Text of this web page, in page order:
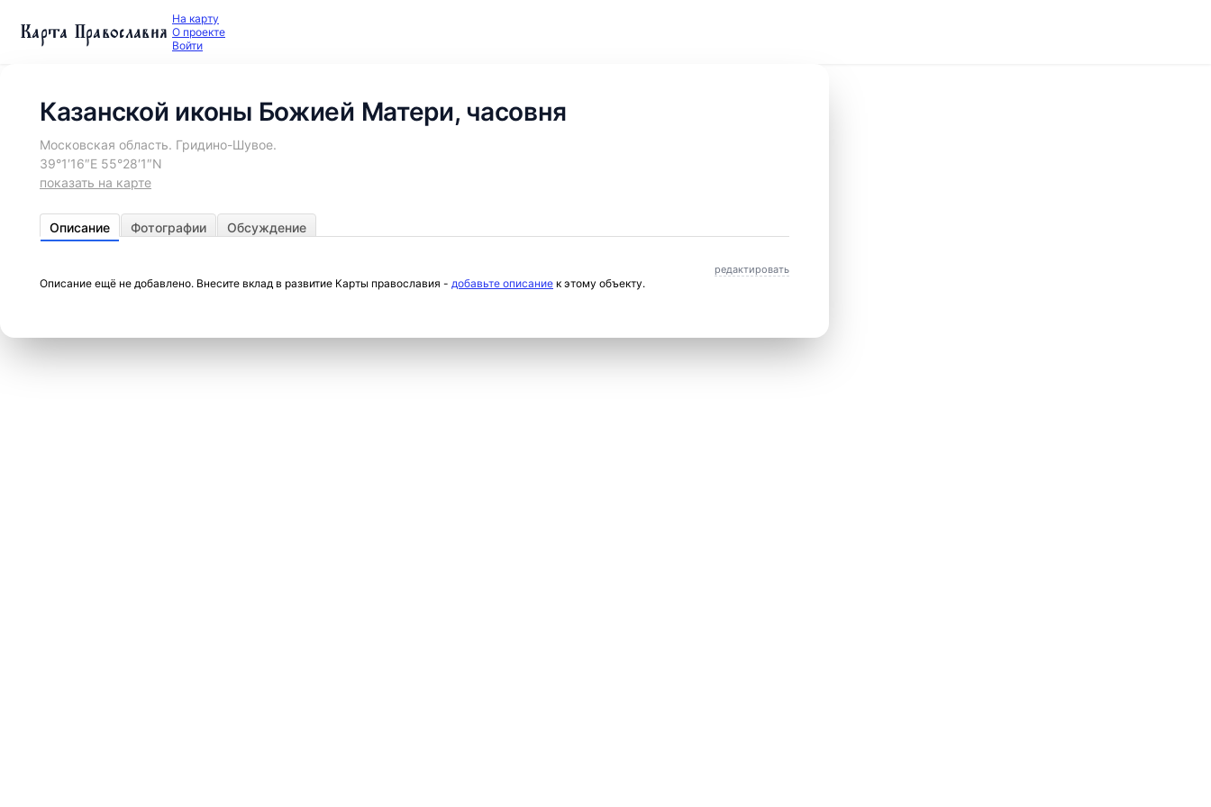
Карта Православия На карту
О проекте
Войти
Казанской иконы Божией Матери, часовня
Московская область. Гридино-Шувое.
39°1′16″E 55°28′1″N
показать на карте
Описание Фотографии Обсуждение
редактировать
Описание ещё не добавлено. Внесите вклад в развитие Карты православия - добавьте описание к этому объекту.